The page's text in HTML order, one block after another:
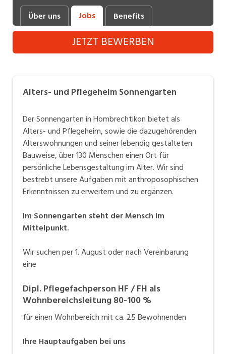
Industrie, Maschinenbau, Anlagenbau,
Produktion
Informatik, Telekommunikation
Mechanik, Elektronik, Optik (Fertigung)
Medizin, Gesundheitswesen, Pflege
Sicherheit, Rettung, Polizei, Zoll
Verkauf, Handel, Kundenberatung,
Aussendienst
Über uns Jobs Benefits
JETZT BEWERBEN
Alters- und Pflegeheim Sonnengarten
Der Sonnengarten in Hombrechtikon bietet als
Alters- und Pflegeheim, sowie die dazugehörenden
Alterswohnungen und seiner lebendig gestalteten
Bauweise, über 130 Menschen einen Ort für
persönliche Lebensgestaltung im Alter. Wir sind
bestrebt unsere Aufgaben mit anthroposophischen
Erkenntnissen zu erweitern und zu ergänzen.
Im Sonnengarten steht der Mensch im
Mittelpunkt.
Wir suchen per 1. August oder nach Vereinbarung
eine
Dipl. Pflegefachperson HF / FH als
Wohnbereichsleitung 80-100 %
für einen Wohnbereich mit ca. 25 Bewohnenden
Ihre Hauptaufgaben bei uns